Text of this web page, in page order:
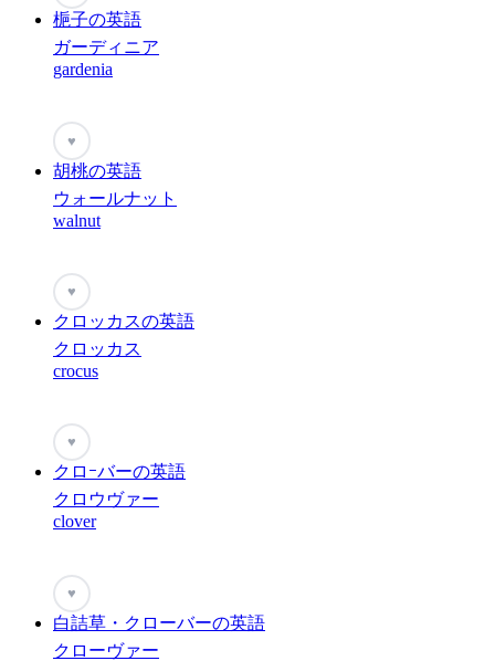
梔子の英語
ガーディニア
gardenia
♥
胡桃の英語
ウォールナット
walnut
♥
クロッカスの英語
クロッカス
crocus
♥
クロｰバーの英語
クロウヴァー
clover
♥
白詰草・クローバーの英語
クローヴァー